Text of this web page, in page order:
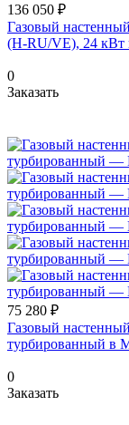
136 050 ₽
Газовый
(H-RU/VE), 24 кВт
0
Заказать
75 280 ₽
Газовый
турбированный в
0
Заказать